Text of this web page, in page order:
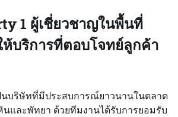
1 ผู้เชี่ยวชาญในพื้นที่
บริการที่ตอบโจทย์ลูกค้า
นบริษัทที่มีประสบการณ์ยาวนานในตลาด
และพัทยา ด้วยทีมงานได้รับการยอมรับ